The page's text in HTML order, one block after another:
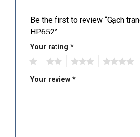
Be the first to review “Gạch
HP652”
Your rating *
Your review *